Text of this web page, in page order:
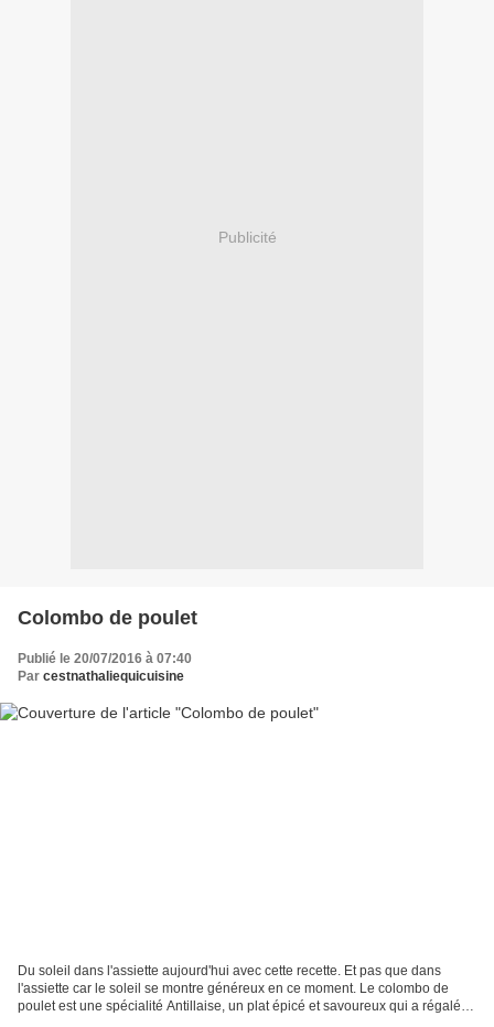
Publicité
Colombo de poulet
Publié le 20/07/2016 à 07:40
Par cestnathaliequicuisine
Du soleil dans l'assiette aujourd'hui avec cette recette. Et pas que dans
l'assiette car le soleil se montre généreux en ce moment. Le colombo de
poulet est une spécialité Antillaise, un plat épicé et savoureux qui a régalé